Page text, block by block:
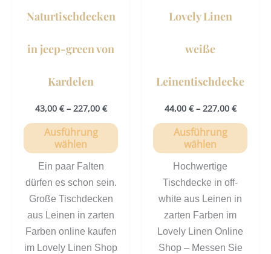
Naturtischdecken
in jeep-green von
Kardelen
43,00 €– 227,00 €
Ausführung
wählen
Ein paar Falten
dürfen es schon sein.
Große Tischdecken
aus Leinen in zarten
Farben online kaufen
im Lovely Linen Shop
Lovely Linen
weiße
Leinentischdecke
44,00 €– 227,00 €
Ausführung
wählen
Hochwertige
Tischdecke in off-
white aus Leinen in
zarten Farben im
Lovely Linen Online
Shop – Messen Sie